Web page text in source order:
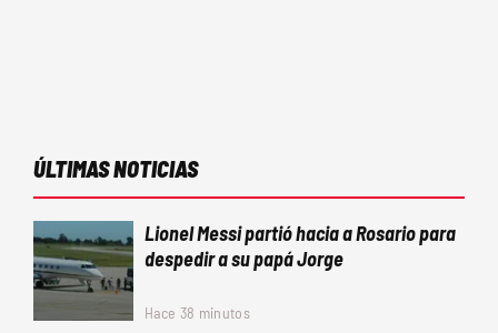
ÚLTIMAS NOTICIAS
Lionel Messi partió hacia a Rosario para
despedir a su papá Jorge
Hace 38 minutos